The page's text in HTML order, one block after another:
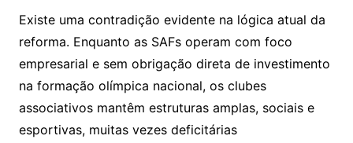
Existe uma contradição evidente na lógica atual da
reforma. Enquanto as SAFs operam com foco
empresarial e sem obrigação direta de investimento
na formação olímpica nacional, os clubes
associativos mantêm estruturas amplas, sociais e
esportivas, muitas vezes deficitárias